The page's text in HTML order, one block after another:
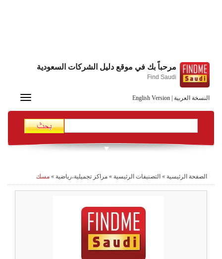
النسخة العربية English Version
مرحباً بك في موقع دليل الشركات السعودية
Find Saudi
Toggle
الصفحة الرئيسية » التصنيفات الرئيسية » مراكز تجميلية،رياضية » مسك